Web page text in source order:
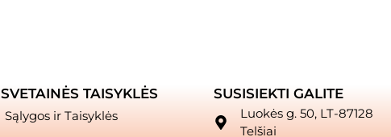
SVETAINĖS TAISYKLĖS
Sąlygos ir Taisyklės
SUSISIEKTI GALITE
Luokės g. 50, LT-87128
Telšiai